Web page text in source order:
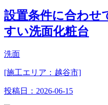
設置条件に合わせ
すい洗面化粧台
洗面
[施工エリア：越谷市]
投稿日： 2026-06-15